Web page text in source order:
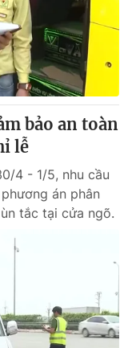
bảo an toàn
lễ
4 - 1/5, nhu cầu
án phân
tắc tại cửa ngõ.